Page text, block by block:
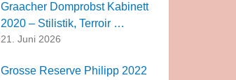
Graacher Domprobst Kabinett
2020 – Stilistik, Terroir …
21. Juni 2026
Grosse Reserve Philipp 2022